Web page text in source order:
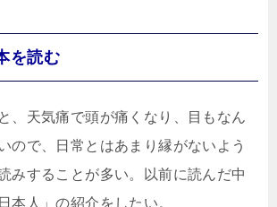
を読む
、天気痛で頭が痛くなり、目もなん
ので、日常とはあまり縁がないよう
みすることが多い。以前に読んだ中
本人」の紹介をしたい。